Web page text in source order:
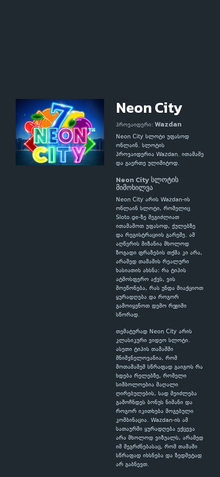
Neon City
პროვაიდერი: Wazdan
Neon City სლოტი უფასოდ
ონლაინ. სლოტის
პროვაიდერია Wazdan. ითამაშე
და გაერთე ულიმიტოდ.
Neon City სლოტის
მიმოხილვა
Neon City არის Wazdan-ის
ონლაინ სლოტი, რომელიც
Sloto.ge-ზე შეგიძლიათ
ითამაშოთ უფასოდ, ქულებზე
და რეგისტრაციის გარეშე. ამ
აღწერის მიზანია მხოლოდ
ზოგადი ფრაზების თქმა კი არა,
არამედ თამაშის რეალური
ხასიათის ახსნა: რა ტიპის
ატმოსფერო აქვს, ვის
მოეწონება, რას უნდა მიაქციოთ
ყურადღება და როგორ
გამოიყენოთ დემო რეჟიმი
სწორად.
თემატურად Neon City არის
კლასიკური ვიდეო სლოტი.
ასეთი ტიპის თამაშში
მნიშვნელოვანია, რომ
მოთამაშემ სწრაფად გაიგოს რა
ხდება რელებზე, რომელი
სიმბოლოებია მაღალი
ღირებულების, სად შეიძლება
გამოჩნდეს ბონუს ნიშანი და
როგორ იკითხება მოგებული
კომბინაცია. Wazdan-ის ამ
სათაურში ყურადღება ექცევა
არა მხოლოდ ვიზუალს, არამედ
იმ შეგრძნებასაც, რომ თამაში
სწრაფად იხსნება და ზედმეტად
არ გაბნევთ.